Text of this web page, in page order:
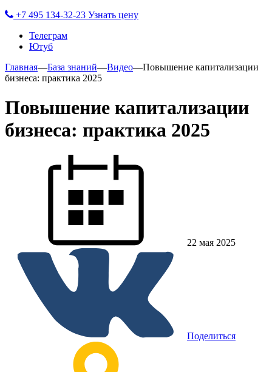
+7 495 134-32-23 Узнать цену
Телеграм
Ютуб
Главная—База знаний—Видео—Повышение капитализации
бизнеса: практика 2025
Повышение капитализации
бизнеса: практика 2025
22 мая 2025
Поделиться